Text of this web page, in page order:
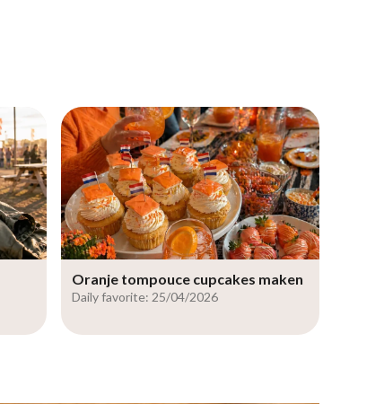
Oranje tompouce cupcakes maken
Daily favorite: 25/04/2026